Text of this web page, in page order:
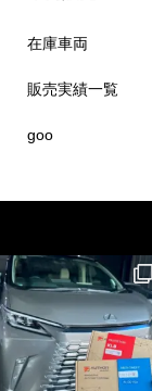
在庫車両
販売実績一覧
goo